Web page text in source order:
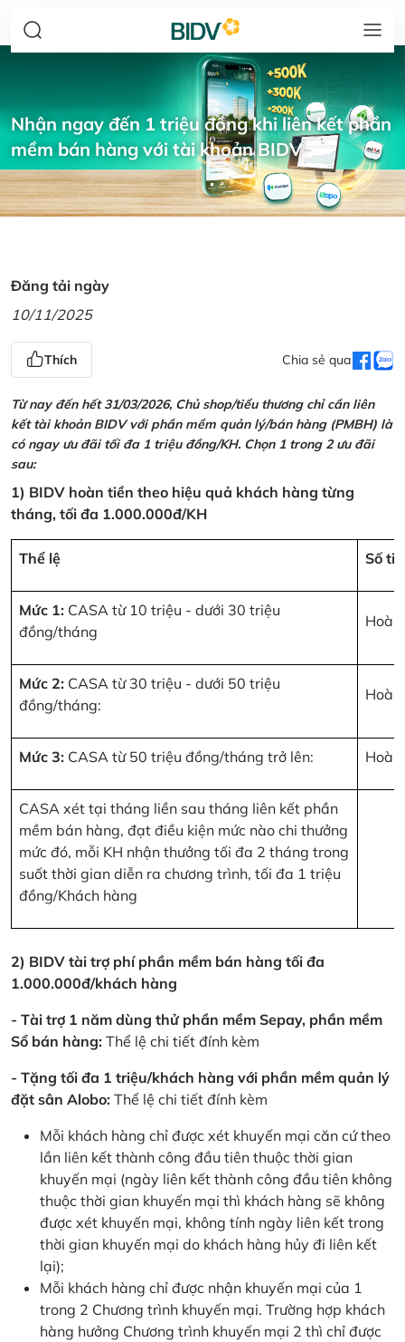
Nhận ngay đến 1 triệu đồng khi liên kết phần
mềm bán hàng với tài khoản BIDV
Đăng tải ngày
10/11/2025
Thích Chia sẻ qua
Từ nay đến hết 31/03/2026, Chủ shop/tiểu thương chỉ cần liên
kết tài khoản BIDV với phần mềm quản lý/bán hàng (PMBH) là
có ngay ưu đãi tối đa 1 triệu đồng/KH. Chọn 1 trong 2 ưu đãi
sau:
1) BIDV hoàn tiền theo hiệu quả khách hàng từng
tháng, tối đa 1.000.000đ/KH
Thể lệ Số
Mức 1: CASA từ 10 triệu - dưới 30 triệu
đồng/tháng
Mức 2: CASA từ 30 triệu - dưới 50 triệu
đồng/tháng:
Mức 3: CASA từ 50 triệu đồng/tháng trở lên:
CASA xét tại tháng liền sau tháng liên kết phần
mềm bán hàng, đạt điều kiện mức nào chi thưởng
mức đó, mỗi KH nhận thưởng tối đa 2 tháng trong
suốt thời gian diễn ra chương trình, tối đa 1 triệu
đồng/Khách hàng
2) BIDV tài trợ phí phần mềm bán hàng tối đa
1.000.000đ/khách hàng
- Tài trợ 1 năm dùng thử phần mềm Sepay, phần mềm
Sổ bán hàng: Thể lệ chi tiết đính kèm
- Tặng tối đa 1 triệu/khách hàng với phần mềm quản lý
đặt sân Alobo: Thể lệ chi tiết đính kèm
Mỗi khách hàng chỉ được xét khuyến mại căn cứ theo
lần liên kết thành công đầu tiên thuộc thời gian
khuyến mại (ngày liên kết thành công đầu tiên không
thuộc thời gian khuyến mại thì khách hàng sẽ không
được xét khuyến mại, không tính ngày liên kết trong
thời gian khuyến mại do khách hàng hủy đi liên kết
lại);
Mỗi khách hàng chỉ được nhận khuyến mại của 1
trong 2 Chương trình khuyến mại. Trường hợp khách
hàng hưởng Chương trình khuyến mại 2 thì chỉ được